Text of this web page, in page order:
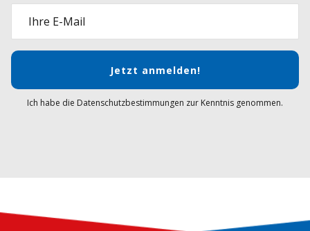
Ihre E-Mail
Jetzt anmelden!
Ich habe die Datenschutzbestimmungen zur Kenntnis genommen.